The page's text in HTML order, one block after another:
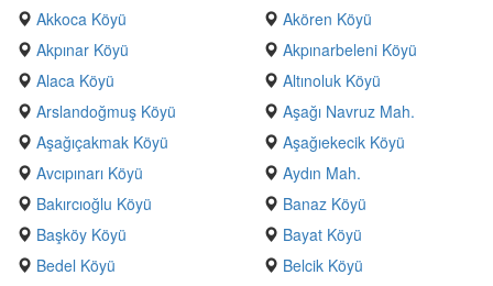
Akkoca Köyü
Akören Köyü
Akpınar Köyü
Akpınarbeleni Köyü
Alaca Köyü
Altınoluk Köyü
Arslandoğmuş Köyü
Aşağı Navruz Mah.
Aşağıçakmak Köyü
Aşağıekecik Köyü
Avcıpınarı Köyü
Aydın Mah.
Bakırcıoğlu Köyü
Banaz Köyü
Başköy Köyü
Bayat Köyü
Bedel Köyü
Belcik Köyü